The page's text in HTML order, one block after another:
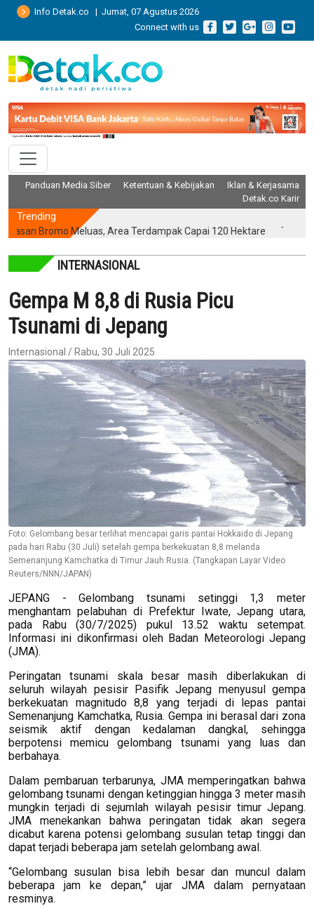
Info Detak.co | Jumat, 07 Agustus 2026
Connect with us
Panduan Media Siber Ketentuan & Kebijakan
Iklan & Kerjasama
Detak.co Karir
Trending
Bromo Meluas, Area Terdampak Capai 120 Hektare Terungkap!
INTERNASIONAL
Gempa M 8,8 di Rusia Picu
Tsunami di Jepang
Internasional / Rabu, 30 Juli 2025
Foto: Gelombang besar terlihat mencapai garis pantai Hokkaido di Jepang
pada hari Rabu (30 Juli) setelah gempa berkekuatan 8,8 melanda
Semenanjung Kamchatka di Timur Jauh Rusia. (Tangkapan Layar Video
Reuters/NNN/JAPAN)
JEPANG - Gelombang tsunami setinggi 1,3 meter
menghantam pelabuhan di Prefektur Iwate, Jepang utara,
pada Rabu (30/7/2025) pukul 13.52 waktu setempat.
Informasi ini dikonfirmasi oleh Badan Meteorologi Jepang
(JMA).
Peringatan tsunami skala besar masih diberlakukan di
seluruh wilayah pesisir Pasifik Jepang menyusul gempa
berkekuatan magnitudo 8,8 yang terjadi di lepas pantai
Semenanjung Kamchatka, Rusia. Gempa ini berasal dari zona
seismik aktif dengan kedalaman dangkal, sehingga
berpotensi memicu gelombang tsunami yang luas dan
berbahaya.
Dalam pembaruan terbarunya, JMA memperingatkan bahwa
gelombang tsunami dengan ketinggian hingga 3 meter masih
mungkin terjadi di sejumlah wilayah pesisir timur Jepang.
JMA menekankan bahwa peringatan tidak akan segera
dicabut karena potensi gelombang susulan tetap tinggi dan
dapat terjadi beberapa jam setelah gelombang awal.
“Gelombang susulan bisa lebih besar dan muncul dalam
beberapa jam ke depan,” ujar JMA dalam pernyataan
resminya.